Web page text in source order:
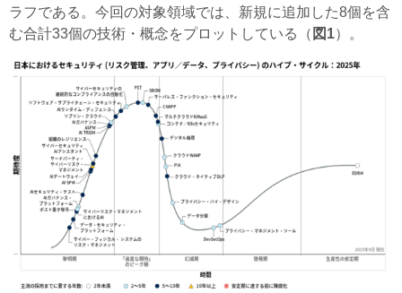
ラフである。今回の対象領域では、新規に追加した8個を含
む合計33個の技術・概念をプロットしている（ 図1）。